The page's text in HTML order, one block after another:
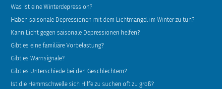
Was ist eine Winterdepression?
Haben saisonale Depressionen mit dem Lichtmangel im Winter zu tun?
Kann Licht gegen saisonale Depressionen helfen?
Gibt es eine familiäre Vorbelastung?
Gibt es Warnsignale?
Gibt es Unterschiede bei den Geschlechtern?
Ist die Hemmschwelle sich Hilfe zu suchen oft zu groß?